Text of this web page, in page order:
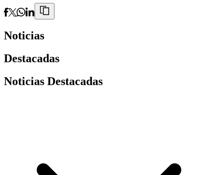
Noticias
Destacadas
Noticias Destacadas